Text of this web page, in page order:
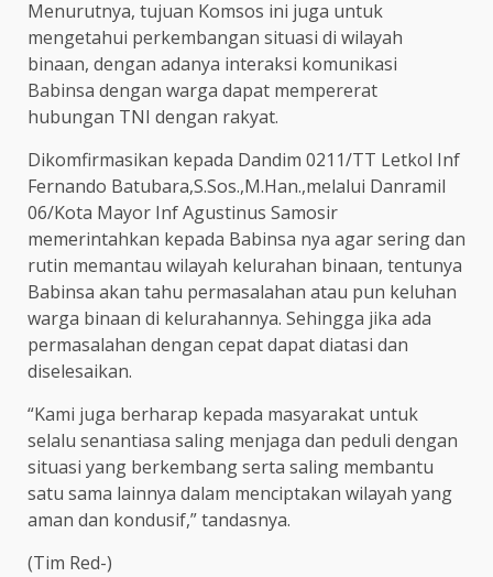
Menurutnya, tujuan Komsos ini juga untuk
mengetahui perkembangan situasi di wilayah
binaan, dengan adanya interaksi komunikasi
Babinsa dengan warga dapat mempererat
hubungan TNI dengan rakyat.
Dikomfirmasikan kepada Dandim 0211/TT Letkol Inf
Fernando Batubara,S.Sos.,M.Han.,melalui Danramil
06/Kota Mayor Inf Agustinus Samosir
memerintahkan kepada Babinsa nya agar sering dan
rutin memantau wilayah kelurahan binaan, tentunya
Babinsa akan tahu permasalahan atau pun keluhan
warga binaan di kelurahannya. Sehingga jika ada
permasalahan dengan cepat dapat diatasi dan
diselesaikan.
“Kami juga berharap kepada masyarakat untuk
selalu senantiasa saling menjaga dan peduli dengan
situasi yang berkembang serta saling membantu
satu sama lainnya dalam menciptakan wilayah yang
aman dan kondusif,” tandasnya.
(Tim Red-)